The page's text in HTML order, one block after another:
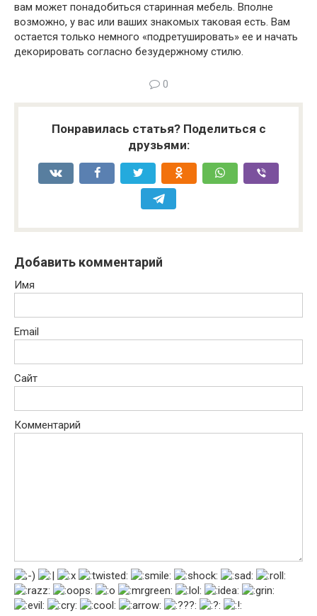
вам может понадобиться старинная мебель. Вполне
возможно, у вас или ваших знакомых таковая есть. Вам
остается только немного «подретушировать» ее и начать
декорировать согласно безудержному стилю.
0
Понравилась статья? Поделиться с
друзьями:
Добавить комментарий
Имя
Email
Сайт
Комментарий